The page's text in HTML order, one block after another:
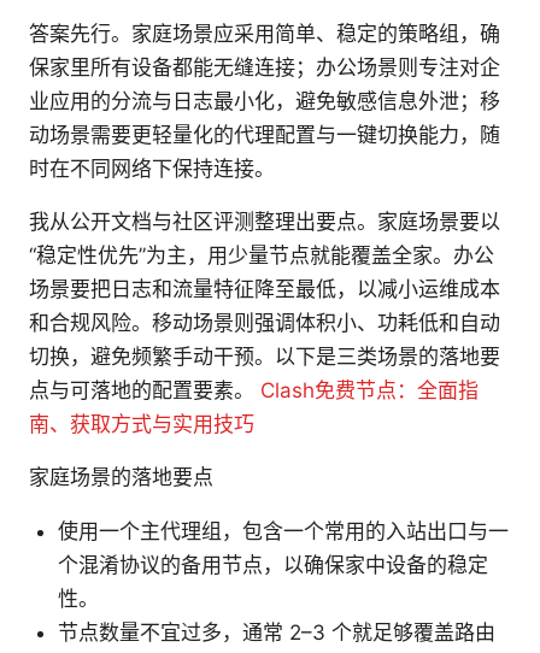
答案先行。家庭场景应采用简单、稳定的策略组，确
保家里所有设备都能无缝连接；办公场景则专注对企
业应用的分流与日志最小化，避免敏感信息外泄；移
动场景需要更轻量化的代理配置与一键切换能力，随
时在不同网络下保持连接。
我从公开文档与社区评测整理出要点。家庭场景要以
“稳定性优先”为主，用少量节点就能覆盖全家。办公
场景要把日志和流量特征降至最低，以减小运维成本
和合规风险。移动场景则强调体积小、功耗低和自动
切换，避免频繁手动干预。以下是三类场景的落地要
点与可落地的配置要素。 Clash免费节点：全面指
南、获取方式与实用技巧
家庭场景的落地要点
使用一个主代理组，包含一个常用的入站出口与一
个混淆协议的备用节点，以确保家中设备的稳定
性。
节点数量不宜过多，通常 2–3 个就足够覆盖路由